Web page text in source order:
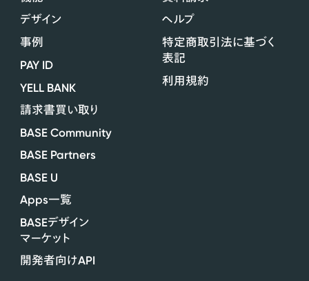
デザイン
事例
PAY ID
YELL BANK
請求書買い取り
BASE Community
BASE Partners
BASE U
Apps一覧
BASEデザイン
マーケット
開発者向けAPI
ヘルプ
特定商取引法に基づく
表記
利用規約